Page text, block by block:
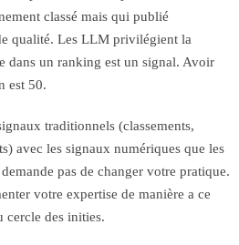
classé mais qui publié
qualité. Les LLM privilégient la
dans un ranking est un signal. Avoir
est 50.
traditionnels (classements,
avec les signaux numériques que les
pas de changer votre pratique.
votre expertise de manière a ce
cercle des inities.